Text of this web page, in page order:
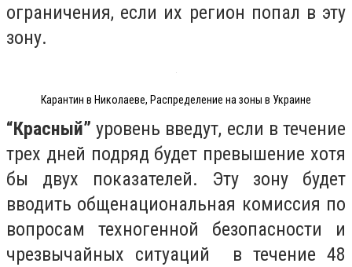
ограничения, если их регион попал в эту
зону.
Карантин в Николаеве, Распределение на зоны в Украине
“Красный” уровень введут, если в течение
трех дней подряд будет превышение хотя
бы двух показателей. Эту зону будет
вводить общенациональная комиссия по
вопросам техногенной безопасности и
чрезвычайных ситуаций в течение 48